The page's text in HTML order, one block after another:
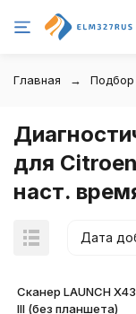
Главная Подбор
для
наст.
Дата
Сканер LAUNCH
III (без планшета)